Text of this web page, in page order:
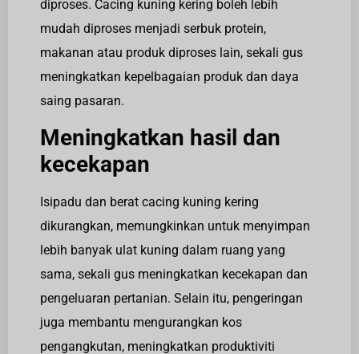
diproses. Cacing kuning kering boleh lebih
mudah diproses menjadi serbuk protein,
makanan atau produk diproses lain, sekali gus
meningkatkan kepelbagaian produk dan daya
saing pasaran.
Meningkatkan hasil dan
kecekapan
Isipadu dan berat cacing kuning kering
dikurangkan, memungkinkan untuk menyimpan
lebih banyak ulat kuning dalam ruang yang
sama, sekali gus meningkatkan kecekapan dan
pengeluaran pertanian. Selain itu, pengeringan
juga membantu mengurangkan kos
pengangkutan, meningkatkan produktiviti